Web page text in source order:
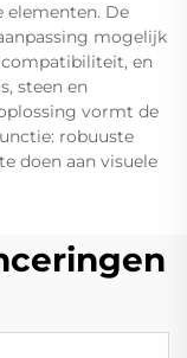
De
mogelijk
en
steen en
vormt de
robuuste
doen aan visuele